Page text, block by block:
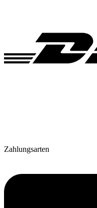
Zahlungsarten